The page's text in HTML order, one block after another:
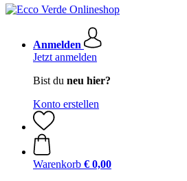
Anmelden
Jetzt anmelden
Bist du neu hier?
Konto erstellen
Warenkorb € 0,00